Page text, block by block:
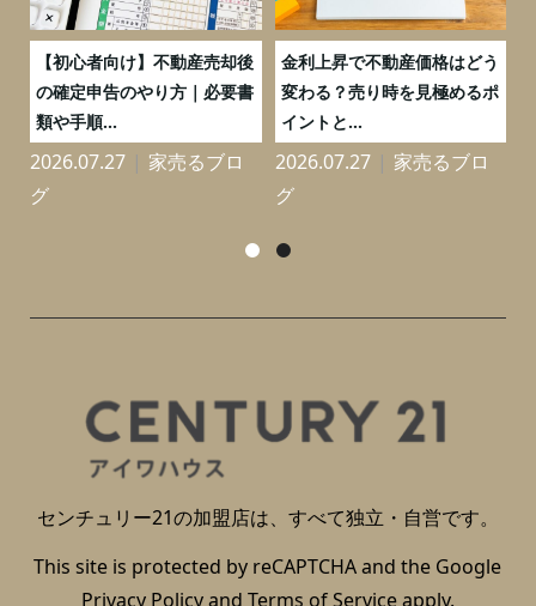
【初心者向け】不動産売却後
の確定申告のやり方｜必要書
類や手順...
2026.07.27
家売るブロ
グ
金利上昇で不動産価格はどう
変わる？売り時を見極めるポ
イントと...
2026.07.27
家売るブロ
グ
センチュリー21の加盟店は、すべて独立・自営です。
This site is protected by reCAPTCHA and the Google
Privacy Policyand Terms of Serviceapply.